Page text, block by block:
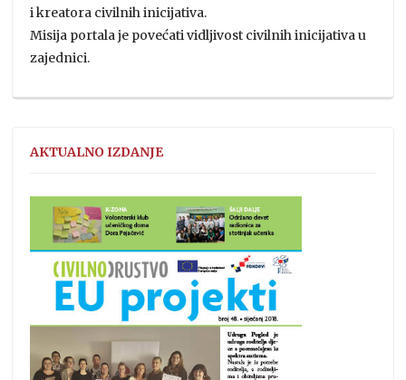
i kreatora civilnih inicijativa.
Misija portala je povećati vidljivost civilnih inicijativa u
zajednici.
AKTUALNO IZDANJE